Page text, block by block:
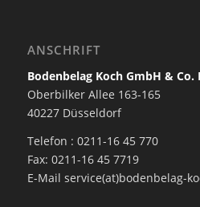
ANSCHRIFT
Bodenbelag Koch GmbH & Co.
Oberbilker Allee 163-165
40227 Düsseldorf
Telefon : 0211-16 45 770
Fax: 0211-16 45 7719
E-Mail service(at)bodenbelag-